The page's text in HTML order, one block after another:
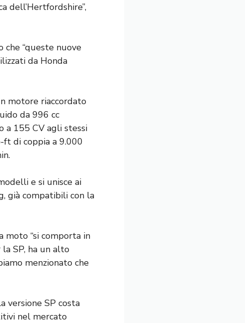
dell’Hertfordshire”,
“queste nuove
da Honda
motore riaccordato
da 996 cc
a 155 CV agli stessi
di coppia a 9.000
e si unisce ai
già compatibili con la
“si comporta in
SP, ha un alto
menzionato che
versione SP costa
nel mercato